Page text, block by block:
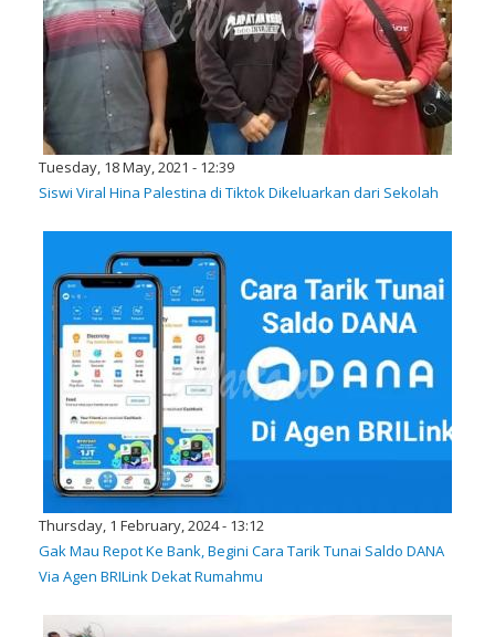
Tuesday, 18 May, 2021 - 12:39
Siswi Viral Hina Palestina di Tiktok Dikeluarkan dari Sekolah
Thursday, 1 February, 2024 - 13:12
Gak Mau Repot Ke Bank, Begini Cara Tarik Tunai Saldo DANA
Via Agen BRILink Dekat Rumahmu